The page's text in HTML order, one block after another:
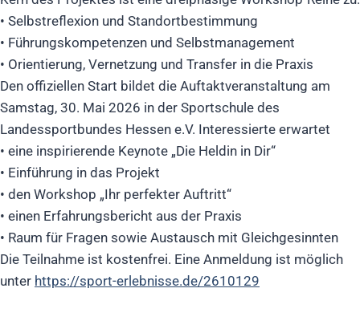
• Selbstreflexion und Standortbestimmung
• Führungskompetenzen und Selbstmanagement
• Orientierung, Vernetzung und Transfer in die Praxis
Den offiziellen Start bildet die Auftaktveranstaltung am
Samstag, 30. Mai 2026 in der Sportschule des
Landessportbundes Hessen e.V. Interessierte erwartet
• eine inspirierende Keynote „Die Heldin in Dir“
• Einführung in das Projekt
• den Workshop „Ihr perfekter Auftritt“
• einen Erfahrungsbericht aus der Praxis
• Raum für Fragen sowie Austausch mit Gleichgesinnten
Die Teilnahme ist kostenfrei. Eine Anmeldung ist möglich
unter https://sport-erlebnisse.de/2610129